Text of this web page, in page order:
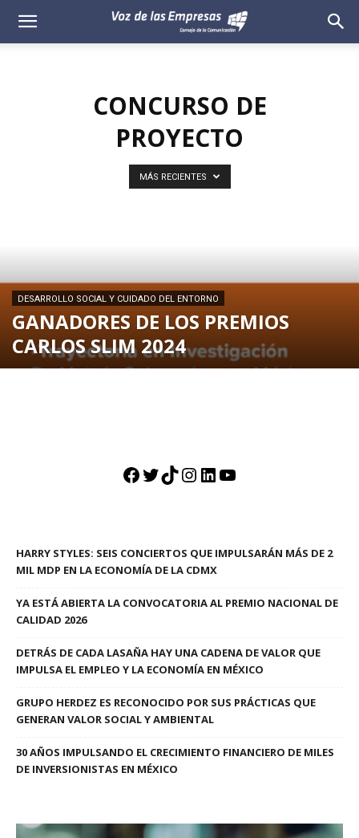
Voz
CONCURSO DE
PROYECTO
MÁS RECIENTES
DESARROLLO SOCIAL Y CUIDADO DEL ENTORNO
GANADORES DE LOS PREMIOS
CARLOS SLIM 2024
Facebook
Twitter
TikTok
Instagram
LinkedIn
YouTube
HARRY STYLES: SEIS CONCIERTOS QUE IMPULSARÁN MÁS DE 2
MIL MDP EN LA ECONOMÍA DE LA CDMX
YA ESTÁ ABIERTA LA CONVOCATORIA AL PREMIO NACIONAL DE
CALIDAD 2026
DETRÁS DE CADA LASAÑA HAY UNA CADENA DE VALOR QUE
IMPULSA EL EMPLEO Y LA ECONOMÍA EN MÉXICO
GRUPO HERDEZ ES RECONOCIDO POR SUS PRÁCTICAS QUE
GENERAN VALOR SOCIAL Y AMBIENTAL
30 AÑOS IMPULSANDO EL CRECIMIENTO FINANCIERO DE MILES
DE INVERSIONISTAS EN MÉXICO